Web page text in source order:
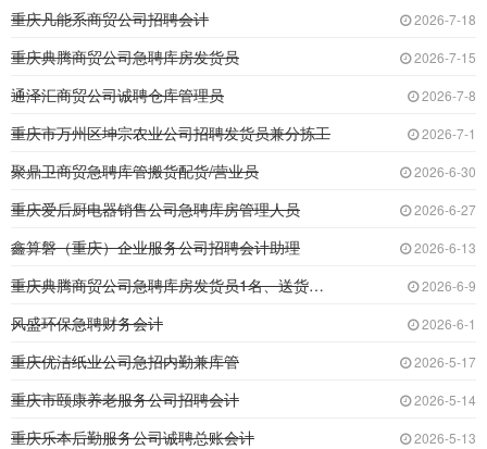
重庆凡能系商贸公司招聘会计 2026-7-18
重庆典腾商贸公司急聘库房发货员 2026-7-15
通泽汇商贸公司诚聘仓库管理员 2026-7-8
重庆市万州区坤宗农业公司招聘发货员兼分拣工 2026-7-1
聚鼎卫商贸急聘库管搬货配货/营业员 2026-6-30
重庆爱后厨电器销售公司急聘库房管理人员 2026-6-27
鑫算磐（重庆）企业服务公司招聘会计助理 2026-6-13
重庆典腾商贸公司急聘库房发货员1名、送货司机 2026-6-9
风盛环保急聘财务会计 2026-6-1
重庆优洁纸业公司急招内勤兼库管 2026-5-17
重庆市颐康养老服务公司招聘会计 2026-5-14
重庆乐本后勤服务公司诚聘总账会计 2026-5-13